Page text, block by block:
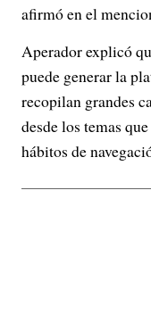
afirmó en el
Aperador explicó
puede generar la
recopilan grandes
desde los temas
hábitos de